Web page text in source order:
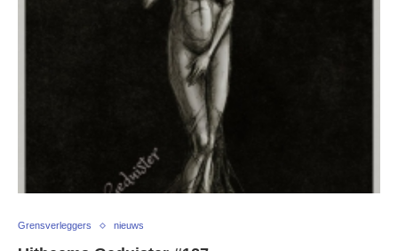
Grensverleggers nieuws